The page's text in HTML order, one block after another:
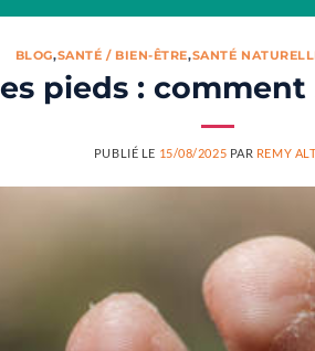
BLOG,SANTÉ / BIEN-ÊTRE,SANTÉ
pieds : comment
PUBLIÉ LE 15/08/2025 PAR REMY